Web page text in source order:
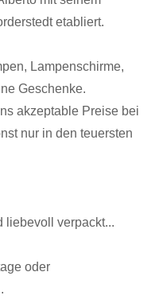
etabliert.
Lampenschirme,
Geschenke.
akzeptable Preise bei
nur in den teuersten
liebevoll verpackt...
oder